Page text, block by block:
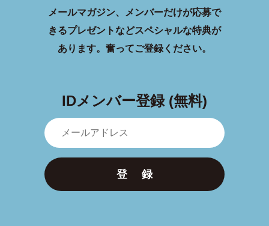
メールマガジン、メンバーだけが応募で
きるプレゼントなどスペシャルな特典が
あります。 奮ってご登録ください。
IDメンバー登録 (無料)
登 録